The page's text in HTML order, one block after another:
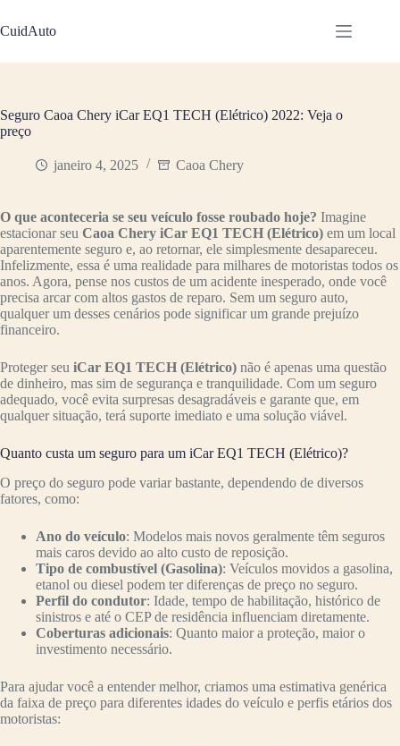
para
o
CuidAuto
Seguro Caoa Chery iCar EQ1 TECH (Elétrico) 2022: Veja o
preço
janeiro 4, 2025 Caoa Chery
O que aconteceria se seu veículo fosse roubado hoje? Imagine
estacionar seu Caoa Chery iCar EQ1 TECH (Elétrico) em um local
aparentemente seguro e, ao retornar, ele simplesmente desapareceu.
Infelizmente, essa é uma realidade para milhares de motoristas todos os
anos. Agora, pense nos custos de um acidente inesperado, onde você
precisa arcar com altos gastos de reparo. Sem um seguro auto,
qualquer um desses cenários pode significar um grande prejuízo
financeiro.
Proteger seu iCar EQ1 TECH (Elétrico) não é apenas uma questão
de dinheiro, mas sim de segurança e tranquilidade. Com um seguro
adequado, você evita surpresas desagradáveis e garante que, em
qualquer situação, terá suporte imediato e uma solução viável.
Quanto custa um seguro para um iCar EQ1 TECH (Elétrico)?
O preço do seguro pode variar bastante, dependendo de diversos
fatores, como:
Ano do veículo: Modelos mais novos geralmente têm seguros
mais caros devido ao alto custo de reposição.
Tipo de combustível (Gasolina): Veículos movidos a gasolina,
etanol ou diesel podem ter diferenças de preço no seguro.
Perfil do condutor: Idade, tempo de habilitação, histórico de
sinistros e até o CEP de residência influenciam diretamente.
Coberturas adicionais: Quanto maior a proteção, maior o
investimento necessário.
Para ajudar você a entender melhor, criamos uma estimativa genérica
da faixa de preço para diferentes idades do veículo e perfis etários dos
motoristas: